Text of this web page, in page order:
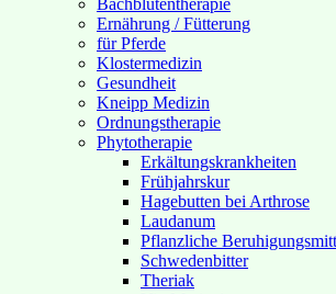
Bachblütentherapie
Ernährung / Fütterung
für Pferde
Klostermedizin
Gesundheit
Kneipp Medizin
Ordnungstherapie
Phytotherapie
Erkältungskrankheiten
Frühjahrskur
Hagebutten bei Arthrose
Laudanum
Pflanzliche
Schwedenbitter
Theriak